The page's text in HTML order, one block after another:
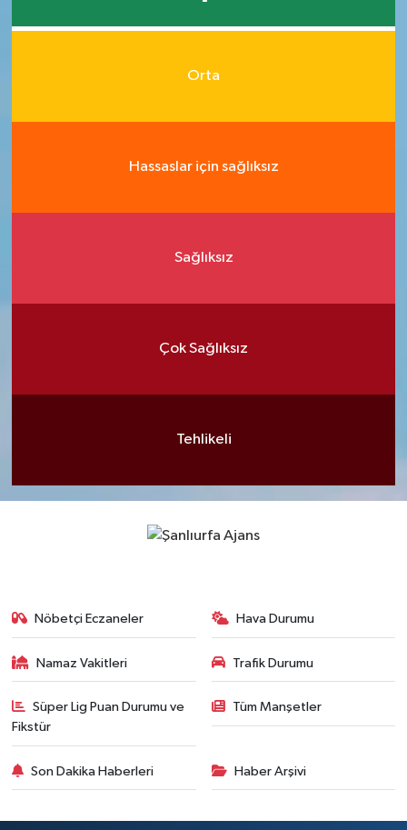
Orta
Hassaslar için sağlıksız
Sağlıksız
Çok Sağlıksız
Tehlikeli
Nöbetçi Eczaneler Hava Durumu
Namaz Vakitleri Trafik Durumu
Süper Lig Puan Durumu ve
Fikstür
Tüm Manşetler
Son Dakika Haberleri Haber Arşivi